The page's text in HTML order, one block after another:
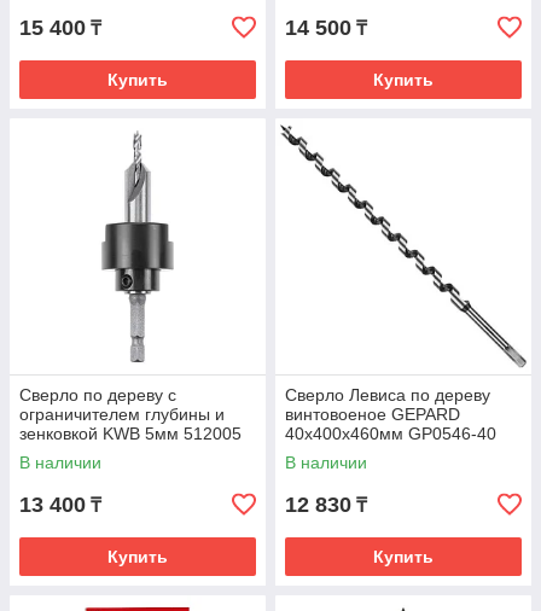
15 400 ₸
Купить
14 500 ₸
Купить
Сверло по дереву с
ограничителем глубины и
зенковкой KWB 5мм 512005
В наличии
13 400 ₸
Купить
Сверло Левиса по дереву
винтовоеное GEPARD
40x400x460мм GP0546-40
В наличии
12 830 ₸
Купить